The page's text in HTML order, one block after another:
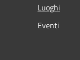
Luoghi
Eventi